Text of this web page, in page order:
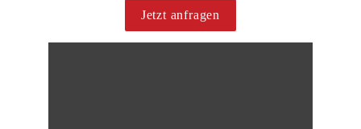
Jetzt anfragen